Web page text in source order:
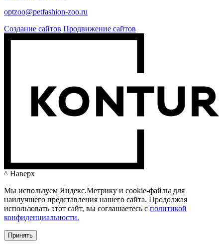
optzoo@petfashion-zoo.ru
Создание сайтов Продвижение сайтов
^ Наверх
Мы используем Яндекс.Метрику и cookie-файлы для
наилучшего представления нашего сайта. Продолжая
использовать этот сайт, вы соглашаетесь c политикой
конфиденциальности.
Принять